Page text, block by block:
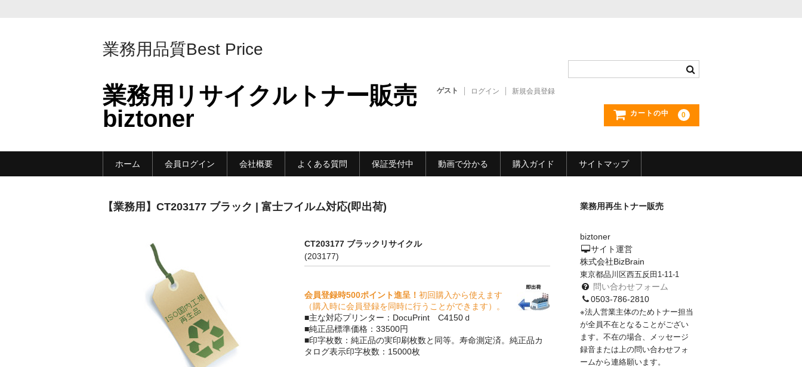
業務用品質Best Price
業務用リサイクルトナー販売
biztoner
ゲスト ログイン 新規会員登録
カートの中 0
ホーム 会員ログイン 会社概要 よくある質問 保証受付中 動画で分かる 購入ガイド サイトマップ
【業務用】CT203177 ブラック | 富士フイルム対応(即出荷)
CT203177 ブラックリサイクル
(203177)
会員登録時500ポイント進呈！ 初回購入から使えます
（購入時に会員登録を同時に行うことができます）。
■主な対応プリンター：DocuPrint C4150ｄ
■純正品標準価格：33500円
■印字枚数：純正品の実印刷枚数と同等。寿命測定済。純正品カ
タログ表示印字枚数：15000枚
業務用再生トナー販売
biztoner
サイト運営
株式会社BizBrain
東京都品川区西五反田1-11-1
問い合わせフォーム
0503-786-2810
※法人営業主体のためトナー担当
が全員不在となることがござい
ます。不在の場合、メッセージ
録音または上の問い合わせフォ
ームから連絡願います。